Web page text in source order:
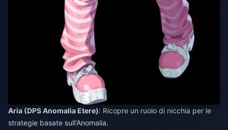
Aria (DPS Anomalia Etere): Ricopre un ruolo di nicchia per le
strategie basate sull'Anomalia.